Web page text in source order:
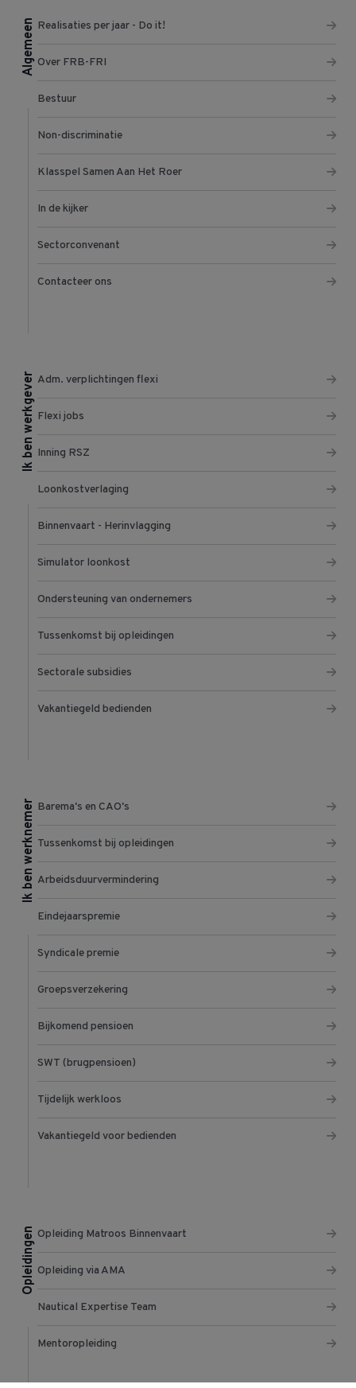
Algemeen Realisaties per jaar - Do it!
Over FRB-FRI
Bestuur
Non-discriminatie
Klasspel Samen Aan Het Roer
In de kijker
Sectorconvenant
Contacteer ons
Ik ben werkgever Adm. verplichtingen flexi
Flexi jobs
Inning RSZ
Loonkostverlaging
Binnenvaart - Herinvlagging
Simulator loonkost
Ondersteuning van ondernemers
Tussenkomst bij opleidingen
Sectorale subsidies
Vakantiegeld bedienden
Ik ben werknemer Barema's en CAO's
Tussenkomst bij opleidingen
Arbeidsduurvermindering
Eindejaarspremie
Syndicale premie
Groepsverzekering
Bijkomend pensioen
SWT (brugpensioen)
Tijdelijk werkloos
Vakantiegeld voor bedienden
OpleidingenOpleiding Matroos Binnenvaart
Opleiding via AMA
Nautical Expertise Team
Mentoropleiding